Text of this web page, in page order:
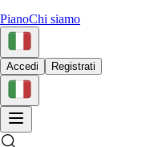
PianoChi siamo
Accedi Registrati